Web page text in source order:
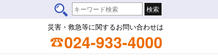
災害・救急等に関するお問い合わせは
024-933-4000